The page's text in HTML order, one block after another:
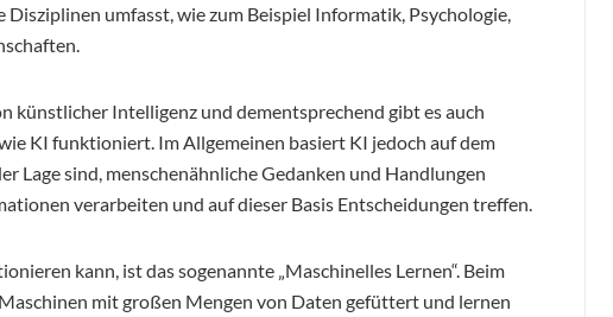
Disziplinen umfasst, wie zum Beispiel Informatik, Psychologie,
künstlicher Intelligenz und dementsprechend gibt es auch
KI funktioniert. Im Allgemeinen basiert KI jedoch auf dem
Lage sind, menschenähnliche Gedanken und Handlungen
verarbeiten und auf dieser Basis Entscheidungen treffen.
kann, ist das sogenannte „Maschinelles Lernen“. Beim
mit großen Mengen von Daten gefüttert und lernen